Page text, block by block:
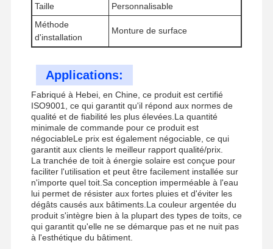
Faisceau de canal d'angle
Résistance sismique des conduits
support sismique de plateau de câbles
4 Façons de protéger contre les séismes
Parentes angulaires galvanisées
plateau de câbles de piste de course
Accessoires pour paniers à câbles
Partenons de rails de panneaux solaires
Accessoires de montage solaire
Taille
Personnalisable
Méthode
d'installation
Monture de surface
Applications:
Fabriqué à Hebei, en Chine, ce produit est certifié
ISO9001, ce qui garantit qu'il répond aux normes de
qualité et de fiabilité les plus élevées.La quantité
minimale de commande pour ce produit est
négociableLe prix est également négociable, ce qui
garantit aux clients le meilleur rapport qualité/prix.
La tranchée de toit à énergie solaire est conçue pour
faciliter l'utilisation et peut être facilement installée sur
n'importe quel toit.Sa conception imperméable à l'eau
lui permet de résister aux fortes pluies et d'éviter les
dégâts causés aux bâtiments.La couleur argentée du
produit s'intègre bien à la plupart des types de toits, ce
qui garantit qu'elle ne se démarque pas et ne nuit pas
à l'esthétique du bâtiment.